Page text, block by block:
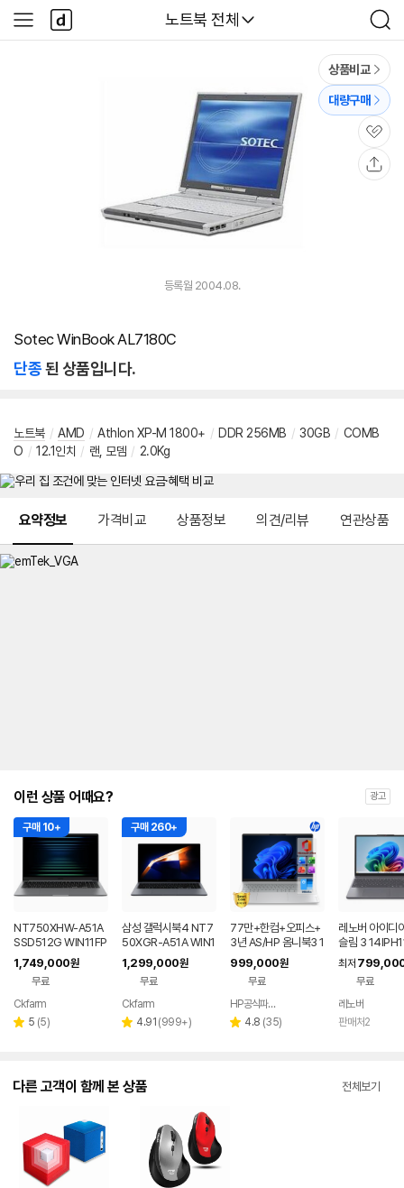
다나와
노트북 전체
검
색
사
이
다
나
와
상품비교
대량구매
관
심
등록월 2004.08.
Sotec WinBook AL7180C
단종된 상품입니다.
노트북 / AMD / Athlon XP-M 1800+ / DDR 256MB / 30GB / COMB
O / 12.1인치 / 랜, 모뎀 / 2.0Kg
요약정보 가격비교 상품정보 의견/리뷰 연관상품
이런 상품 어때요? 광고
구매 10+
NT750XHW-A51A
SSD512G WIN11FP
P(버젼UP설치) 삼성
전자 갤럭시북5 노트
1,749,000원
무료
Ckfarm
별 5 리
(5)
구매 260+
삼성 갤럭시북4 NT7
50XGR-A51A WIN1
1 FPP(버젼UP설치)
업무용 학생용 사무용
노트북 문스톤그레이
1,299,000원
무료
페이
Ckfarm
별 4.91 리
(999+)
77만+한컴+오피스+
3년 AS/HP 옴니북3 1
6인치 사무용 대학생
저렴한 대학생 노트북
999,000원
무료
HP공식파트너 이텍컴퓨터
별 4.8 리
(35)
레노버 아이디
슬림 3
Q005LKR
최저
무료
레노버
판매처2
다른 고객이 함께 본 상품 전체보기